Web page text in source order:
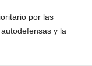
por las
y la